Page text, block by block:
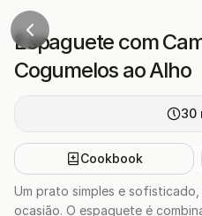
Espaguete com
Cogumelos ao Alho
30
Cookbook
Um prato simples e
ocasião. O espaguete é